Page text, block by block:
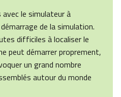
le simulateur à
de la simulation.
difficiles à localiser le
peut démarrer proprement,
un grand nombre
autour du monde